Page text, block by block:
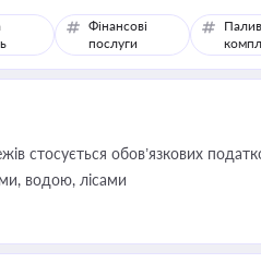
Фінансові
послуги
стосується обов’язкових
водою, лісами